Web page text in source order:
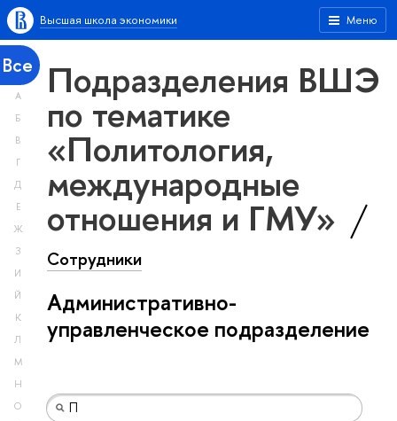
Меню
Высшая школа экономики
Все
А
Б
В
Г
Д
Е
Ж
З
И
Й
К
Л
М
Н
О
Подразделения ВШЭ
по тематике
«Политология,
международные
отношения и ГМУ»
Сотрудники
Административно-
управленческое подразделение